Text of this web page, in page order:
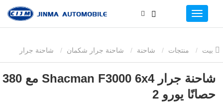
منتجات شاحنة شاحنة جرار شكمان شاحنة جرار
Shacman F3000 6x4 مع 380 حصانًا يورو 2
شاحنة جرار Shacman F3000 6x4 مع 380
حصانًا يورو 2